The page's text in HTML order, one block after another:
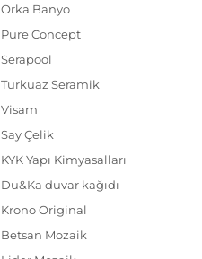
Orka Banyo
Pure Concept
Serapool
Turkuaz Seramik
Visam
Say Çelik
KYK Yapı Kimyasalları
Du&Ka duvar kağıdı
Krono Original
Betsan Mozaik